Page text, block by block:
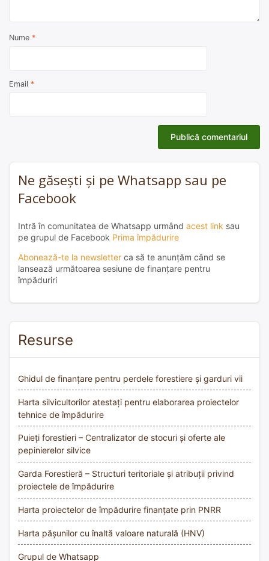
Nume *
Email *
Ne găsești și pe Whatsapp sau pe
Facebook
Intră în comunitatea de Whatsapp urmând acest link sau
pe grupul de Facebook Prima împădurire
Abonează-te la newsletter ca să te anunțăm când se
lansează următoarea sesiune de finanțare pentru
împăduriri
Resurse
Ghidul de finanțare pentru perdele forestiere și garduri vii
Harta silvicultorilor atestați pentru elaborarea proiectelor
tehnice de împădurire
Puieți forestieri – Centralizator de stocuri și oferte ale
pepinierelor silvice
Garda Forestieră – Structuri teritoriale și atribuții privind
proiectele de împădurire
Harta proiectelor de împădurire finanțate prin PNRR
Harta pășunilor cu înaltă valoare naturală (HNV)
Grupul de Whatsapp